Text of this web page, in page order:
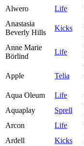
Alwero
Life
Anastasia
Beverly Hills
Kicks
Anne Marie
Börlind
Life
Apple
Telia
Aqua Oleum
Life
Aquaplay
Sprell
Arcon
Life
Ardell
Kicks